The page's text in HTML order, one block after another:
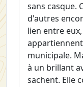
sans casque.
d'autres
lien entre
municipale.
à un brillant
sachent. Elle